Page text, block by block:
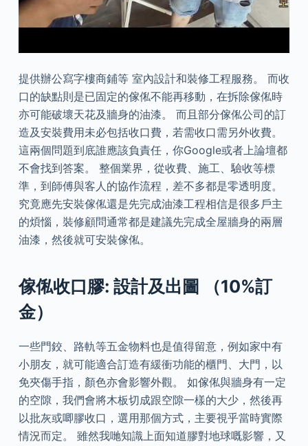
提供辦公寫字樓商鋪等 室內設計和裝修工程服務。 而收
口的缺點則是已固定的傢俬不能再移動，在拆除傢俬時
亦可能破壞天花及牆身的油漆。 而且部分傢俬公司的訂
造及安裝費用未必包括收口費，若需收口需另外收費。
這兩個問題到底誰應該負責任，你Google或者上論壇都
不會找到答案。 整個業界，從收費、施工、驗收等標
準，到師傅與客人的協作流程，差不多都是零透明度。
究竟應先安裝傢俬還是先完成油漆工程相信是很多戶主
的煩惱，裝修顧問通常都是建議先完成全屋牆身的兩層
油漆，然後就可安裝傢俬。
傢俬收口膠: 設計及出圖 （10%訂
金）
一些門鉸、路軌等五金物料也是值得留意，例如家中有
小朋友，就可能適合訂造有緩衝功能的櫃門、大門，以
免夾傷手指，顏色亦會影響外觀。 如傢俬與牆身有一定
的空隙，我們會將木板切成跟空隙一樣的大少，然後再
以批灰或唧膠收口，選用那個方式，主要視乎當時實際
情況而定。 雖然我哋知識上面知道膠對地球嘅影響，又